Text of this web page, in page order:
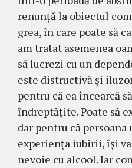
renunță la obiectul
grea, în care poate să
am tratat asemenea
să lucrezi cu un
este distructivă și
pentru că ea încearcă
îndreptățite. Poate să
dar pentru că persoana
experiența iubirii, își va
nevoie cu alcool. Iar